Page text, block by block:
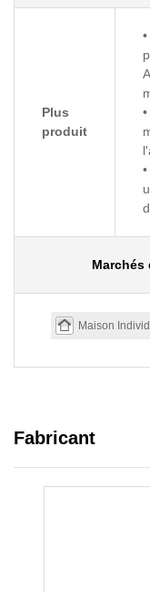
Plus
produit
Maison
Fabricant